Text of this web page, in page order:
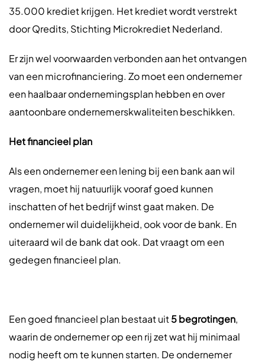
35.000 krediet krijgen. Het krediet wordt verstrekt
door Qredits, Stichting Microkrediet Nederland.
Er zijn wel voorwaarden verbonden aan het ontvangen
van een microfinanciering. Zo moet een ondernemer
een haalbaar ondernemingsplan hebben en over
aantoonbare ondernemerskwaliteiten beschikken.
Het financieel plan
Als een ondernemer een lening bij een bank aan wil
vragen, moet hij natuurlijk vooraf goed kunnen
inschatten of het bedrijf winst gaat maken. De
ondernemer wil duidelijkheid, ook voor de bank. En
uiteraard wil de bank dat ook. Dat vraagt om een
gedegen financieel plan.
Een goed financieel plan bestaat uit5 begrotingen,
waarin de ondernemer op een rij zet wat hij minimaal
nodig heeft om te kunnen starten. De ondernemer